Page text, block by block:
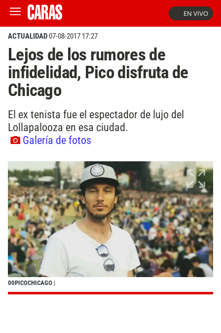
EN VIVO
ACTUALIDAD07-08-2017 17:27
Lejos de los rumores de
infidelidad, Pico disfruta de
Chicago
El ex tenista fue el espectador de lujo del
Lollapalooza en esa ciudad.
Galería de fotos
00PICOCHICAGO |